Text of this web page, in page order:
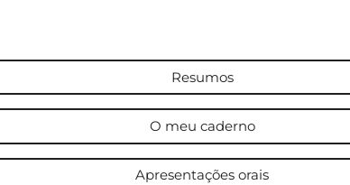
Resumos
O meu caderno
Apresentações orais